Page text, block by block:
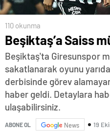
110 okunma
Beşiktaş’a Saiss
Beşiktaş'ta Giresunspor
sakatlanarak oyunu
derbisinde görev
haber geldi. Detaylara
ulaşabilirsiniz.
ABONE OL News 19